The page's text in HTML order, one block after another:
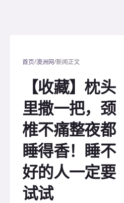
首页/澳洲网/新闻正文
【收藏】枕头
里撒一把，颈
椎不痛整夜都
睡得香！睡不
好的人一定要
试试